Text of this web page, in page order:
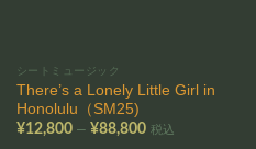
シートミュージック
There’s a Lonely Little Girl in
Honolulu（SM25)
¥12,800 – ¥88,800価税込